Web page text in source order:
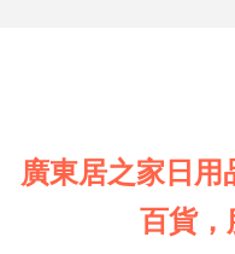
廣東居之家日用
百貨，